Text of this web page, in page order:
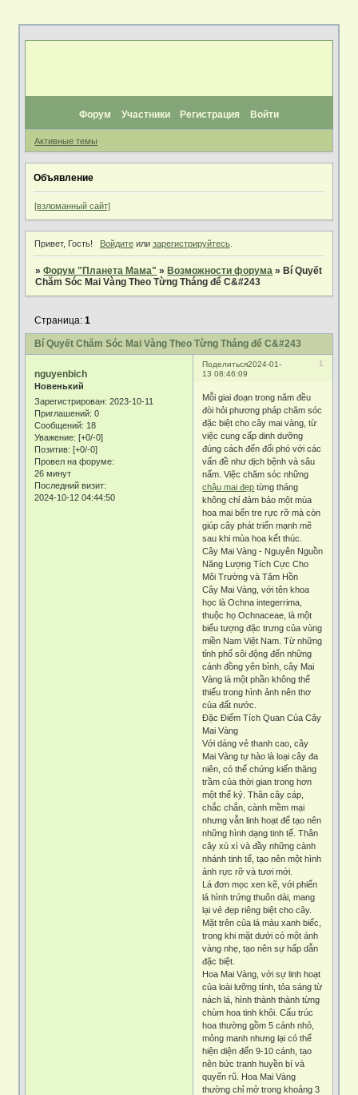
Форум Участники Регистрация Войти
Активные темы
Объявление
[взломанный сайт]
Привет, Гость! Войдитеили зарегистрируйтесь.
»Форум "Планета Мама" »Возможности форума »Bí Quyết
Chăm Sóc Mai Vàng Theo Từng Tháng để C&#243
Bí Quyết Chăm Sóc Mai Vàng Theo Từng Tháng để C&#243
Страница:1
Поделиться 1
2024-01-
13 08:46:09
nguyenbich
Новенький
Зарегистрирован: 2023-10-11
Приглашений: 0
Сообщений: 18
Уважение: [+0/-0]
Позитив: [+0/-0]
Провел на форуме:
26 минут
Последний визит:
2024-10-12 04:44:50
Mỗi giai đoạn trong năm đều
đòi hỏi phương pháp chăm sóc
đặc biệt cho cây mai vàng, từ
việc cung cấp dinh dưỡng
đúng cách đến đối phó với các
vấn đề như dịch bệnh và sâu
nấm. Việc chăm sóc những
chậu mai đẹp từng tháng
không chỉ đảm bảo một mùa
hoa mai bến tre rực rỡ mà còn
giúp cây phát triển mạnh mẽ
sau khi mùa hoa kết thúc.
Cây Mai Vàng - Nguyên Nguồn
Năng Lượng Tích Cực Cho
Môi Trường và Tâm Hồn
Cây Mai Vàng, với tên khoa
học là Ochna integerrima,
thuộc họ Ochnaceae, là một
biểu tượng đặc trưng của vùng
miền Nam Việt Nam. Từ những
tỉnh phố sôi động đến những
cánh đồng yên bình, cây Mai
Vàng là một phần không thể
thiếu trong hình ảnh nên thơ
của đất nước.
Đặc Điểm Tích Quan Của Cây
Mai Vàng
Với dáng vẻ thanh cao, cây
Mai Vàng tự hào là loại cây đa
niên, có thể chứng kiến thăng
trầm của thời gian trong hơn
một thế kỷ. Thân cây cáp,
chắc chắn, cành mềm mại
nhưng vẫn linh hoạt để tạo nên
những hình dạng tinh tế. Thân
cây xù xì và đầy những cành
nhánh tinh tế, tạo nên một hình
ảnh rực rỡ và tươi mới.
Lá đơn mọc xen kẽ, với phiến
lá hình trứng thuôn dài, mang
lại vẻ đẹp riêng biệt cho cây.
Mặt trên của lá màu xanh biếc,
trong khi mặt dưới có một ánh
vàng nhẹ, tạo nên sự hấp dẫn
đặc biệt.
Hoa Mai Vàng, với sự linh hoạt
của loài lưỡng tính, tỏa sáng từ
nách lá, hình thành thành từng
chùm hoa tinh khôi. Cấu trúc
hoa thường gồm 5 cánh nhỏ,
mỏng manh nhưng lại có thể
hiện diện đến 9-10 cánh, tạo
nên bức tranh huyền bí và
quyến rũ. Hoa Mai Vàng
thường chỉ mở trong khoảng 3